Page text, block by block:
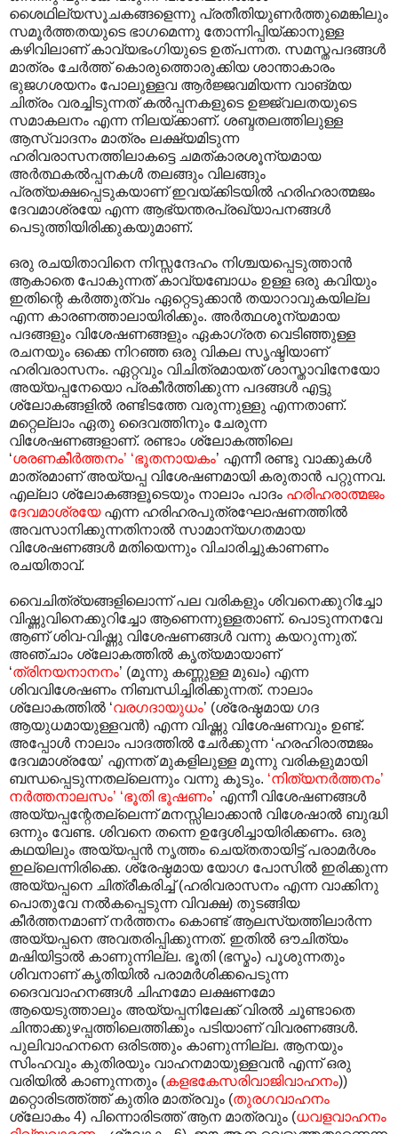
ശൈഥില്യസൂചകങ്ങളെന്നു പ്രതീതിയുണർത്തുമെങ്കിലും
സമൂർത്തതയുടെ ഭാഗമെന്നു തോന്നിപ്പിയ്ക്കാനുള്ള
കഴിവിലാണ് കാവ്യഭംഗിയുടെ ഉത്പന്നത. സമസ്തപദങ്ങൾ
മാത്രം ചേർത്ത് കൊരുത്തൊരുക്കിയ ശാന്താകാരം
ഭുജഗശയനം പോലുള്ളവ ആർജ്ജവമിയന്ന വാങ്മയ
ചിത്രം വരച്ചിടുന്നത് കൽ‌പ്പനകളുടെ ഉജ്ജ്വലതയുടെ
സമാകലനം എന്ന നിലയ്ക്കാണ്. ശബ്ദതലത്തിലുള്ള
ആസ്വാദനം മാത്രം ലക്ഷ്യമിടുന്ന
ഹരിവരാസനത്തിലാകട്ടെ ചമത്കാരശൂന്യമായ
അർത്ഥകൽ‌പ്പനകൾ തലങ്ങും വിലങ്ങും
പ്രത്യക്ഷപ്പെടുകയാണ് ഇവയ്ക്കിടയിൽ ഹരിഹരാത്മജം
ദേവമാശ്രയേ എന്ന ആഭ്യന്തരപ്രഖ്യാപനങ്ങൾ
പെടുത്തിയിരിക്കുകയുമാണ്.
ഒരു രചയിതാവിനെ നിസ്സന്ദേഹം നിശ്ചയപ്പെടുത്താൻ
ആകാതെ പോകുന്നത് കാവ്യബോധം ഉള്ള ഒരു കവിയും
ഇതിന്റെ കർത്തുത്വം ഏറ്റെടുക്കാൻ തയാറാവുകയില്ല
എന്ന കാരണത്താലായിരിക്കും. അർത്ഥശൂന്യമായ
പദങ്ങളും വിശേഷണങ്ങളും ഏകാഗ്രത വെടിഞ്ഞുള്ള
രചനയും ഒക്കെ നിറഞ്ഞ ഒരു വികല സൃഷ്ടിയാണ്
ഹരിവരാസനം. ഏറ്റവും വിചിത്രമായത് ശാസ്താവിനേയോ
അയ്യപ്പനേയൊ പ്രകീർത്തിക്കുന്ന പദങ്ങൾ എട്ടു
ശ്ലോകങ്ങളിൽ രണ്ടിടത്തേ വരുന്നുള്ളു എന്നതാണ്.
മറ്റെല്ലാം ഏതു ദൈവത്തിനും ചേരുന്ന
വിശേഷണങ്ങളാണ്. രണ്ടാം ശ്ലോകത്തിലെ
‘ശരണകീർത്തനം’ ‘ഭൂതനായകം’ എന്നീ രണ്ടു വാക്കുകൾ
മാത്രമാണ് അയ്യപ്പ വിശേഷണമായി കരുതാൻ പറ്റുന്നവ.
എല്ലാ ശ്ലോകങ്ങളൂടെയും നാലാം പാദം ഹരിഹരാത്മജം
ദേവമാശ്രയേഎന്ന ഹരിഹരപുത്രഘോഷണത്തിൽ
അവസാനിക്കുന്നതിനാൽ സാമാന്യഗതമായ
വിശേഷണങ്ങൾ മതിയെന്നും വിചാരിച്ചുകാണണം
രചയിതാവ്.
വൈചിത്ര്യങ്ങളിലൊന്ന് പല വരികളും ശിവനെക്കുറിച്ചോ
വിഷ്ണുവിനെക്കുറിച്ചോ ആണെന്നുള്ളതാണ്. പൊടുന്നനവേ
ആണ് ശിവ-വിഷ്ണു വിശേഷണങ്ങൾ വന്നു കയറുന്നുത്.
അഞ്ചാം ശ്ലോകത്തിൽ കൃത്യമായാണ്
‘ത്രിനയനാനനം’ (മൂന്നു കണ്ണുള്ള മുഖം) എന്ന
ശിവവിശേഷണം നിബന്ധിച്ചിരിക്കുന്നത്. നാലാം
ശ്ലോകത്തിൽ ‘വരഗദായുധം’ (ശ്രേഷ്ഠമായ ഗദ
ആയുധമായുള്ളവൻ) എന്ന വിഷ്ണു വിശേഷണവും ഉണ്ട്.
അപ്പോൾ നാലാം പാദത്തിൽ ചേർക്കുന്ന ‘ഹരഹിരാത്മജം
ദേവമാശ്രയേ’ എന്നത് മുകളിലുള്ള മൂന്നു വരികളുമായി
ബന്ധപ്പെടുന്നതല്ലെന്നും വന്നു കൂടും. ‘നിത്യനർത്തനം’
നർത്തനാലസം’ ‘ഭൂതി ഭൂഷണം’ എന്നീ വിശേഷണങ്ങൾ
അയ്യപ്പന്റേതല്ലെന്ന് മനസ്സിലാക്കാൻ വിശേഷാൽ ബുദ്ധി
ഒന്നും വേണ്ട. ശിവനെ തന്നെ ഉദ്ദേശിച്ചായിരിക്കണം. ഒരു
കഥയിലും അയ്യപ്പൻ നൃത്തം ചെയ്തതായിട്ട് പരാമർശം
ഇല്ലെന്നിരിക്കെ. ശ്രേഷ്ഠമായ യോഗ പോസിൽ ഇരിക്കുന്ന
അയ്യപ്പനെ ചിത്രീകരിച്ച് (ഹരിവരാസനം എന്ന വാക്കിനു
പൊതുവേ നൽകപ്പെടുന്ന വിവക്ഷ) തുടങ്ങിയ
കീർത്തനമാണ് നർത്തനം കൊണ്ട് ആലസ്യത്തിലാർന്ന
അയ്യപ്പനെ അവതരിപ്പിക്കുന്നത്. ഇതിൽ ഔചിത്യം
മഷിയിട്ടാൽ കാണുന്നില്ല. ഭൂതി (ഭസ്മം) പൂശുന്നതും
ശിവനാണ് കൃതിയിൽ പരാമർശിക്കപെടുന്ന
ദൈവവാഹനങ്ങൾ ചിഹ്നമോ ലക്ഷണമോ
ആയെടുത്താലും അയ്യപ്പനിലേക്ക് വിരൽ ചൂണ്ടാതെ
ചിന്താക്കുഴപ്പത്തിലെത്തിക്കും പടിയാണ് വിവരണങ്ങൾ.
പുലിവാഹനനെ ഒരിടത്തും കാണുന്നില്ല. ആനയും
സിംഹവും കുതിരയും വാഹനമായുള്ളവൻ എന്ന് ഒരു
വരിയിൽ കാണുന്നതും (കളഭകേസരിവാജിവാഹനം))
മറ്റൊരിടത്ത്ത്ത് കുതിര മാത്രവും (തുരഗവാഹനം
ശ്ലോകം 4) പിന്നൊരിടത്ത് ആന മാത്രവും (ധവളവാഹനം